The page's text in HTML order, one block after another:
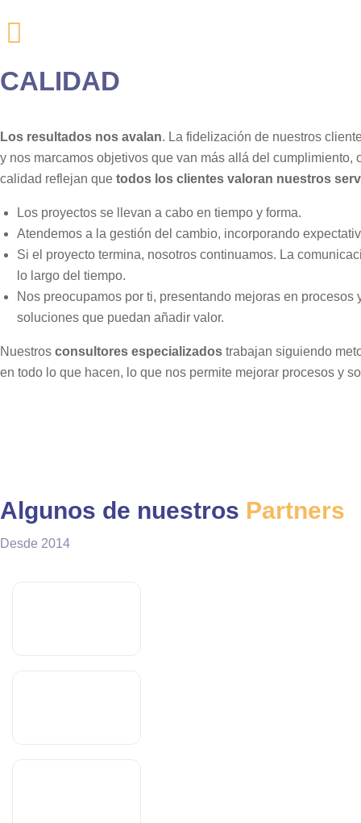
CALIDAD
Los resultados nos avalan. La fidelización de nuestros
y nos marcamos objetivos que van más allá del cumplimiento,
calidad reflejan que todos los clientes valoran nuestros
Los proyectos se llevan a cabo en tiempo y forma.
Atendemos a la gestión del cambio, incorporando
Si el proyecto termina, nosotros continuamos. La
lo largo del tiempo.
Nos preocupamos por ti, presentando mejoras en
soluciones que puedan añadir valor.
Nuestros consultores especializados trabajan siguiendo
en todo lo que hacen, lo que nos permite mejorar procesos y
Algunos de nuestros Partners
Desde 2014